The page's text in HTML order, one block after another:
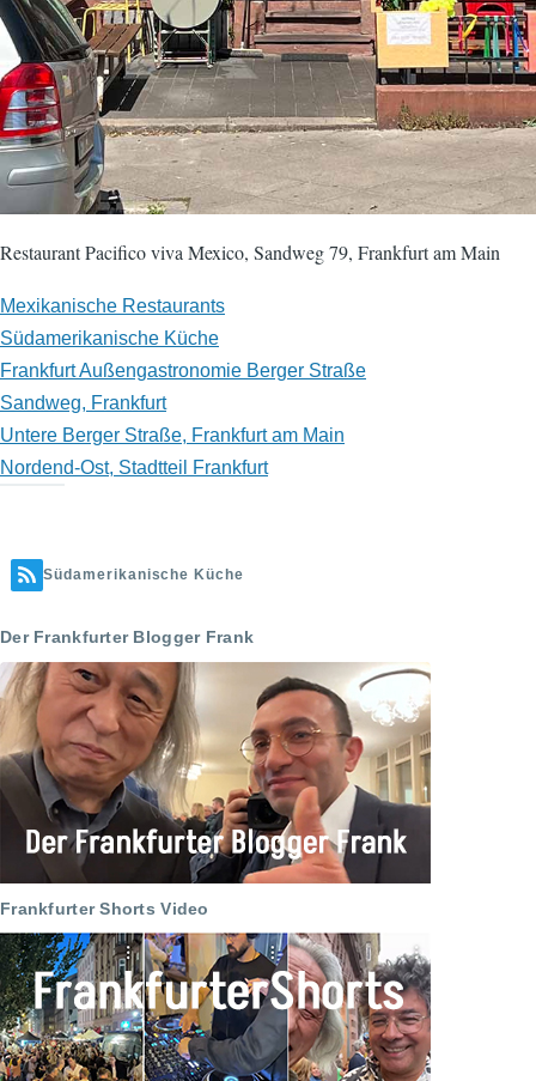
Restaurant Pacifico viva Mexico, Sandweg 79, Frankfurt am Main
Mexikanische Restaurants
Südamerikanische Küche
Frankfurt Außengastronomie Berger Straße
Sandweg, Frankfurt
Untere Berger Straße, Frankfurt am Main
Nordend-Ost, Stadtteil Frankfurt
Südamerikanische Küche
Der Frankfurter Blogger Frank
Frankfurter Shorts Video